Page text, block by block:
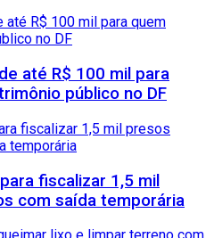
até R$ 100 mil para
público no DF
fiscalizar 1,5 mil
com saída temporária